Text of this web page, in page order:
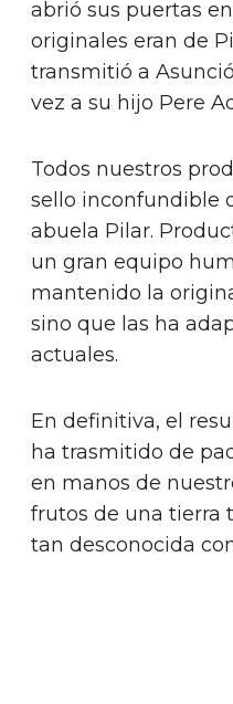
abrió sus puertas en
originales eran de
transmitió a
vez a su hijo Pere
Todos nuestros
sello inconfundible
abuela Pilar.
un gran equipo
mantenido la
sino que las ha
actuales.
En definitiva, el
ha trasmitido de
en manos de
frutos de una tierra
tan desconocida